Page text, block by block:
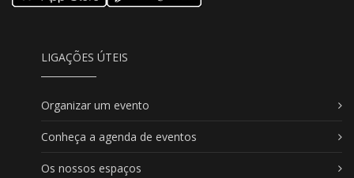
LIGAÇÕES ÚTEIS
Organizar um evento
Conheça a agenda de eventos
Os nossos espaços